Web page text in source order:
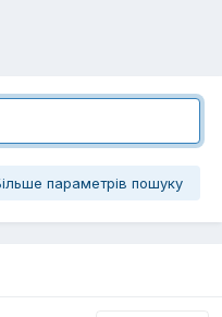
параметрів пошуку